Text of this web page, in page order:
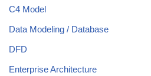
C4 Model
Data Modeling / Database
DFD
Enterprise Architecture